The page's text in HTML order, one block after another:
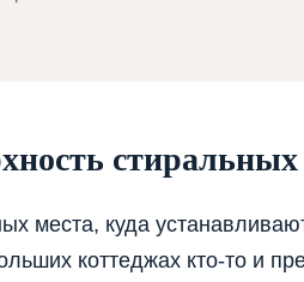
места, куда
коттеджах кто-то и